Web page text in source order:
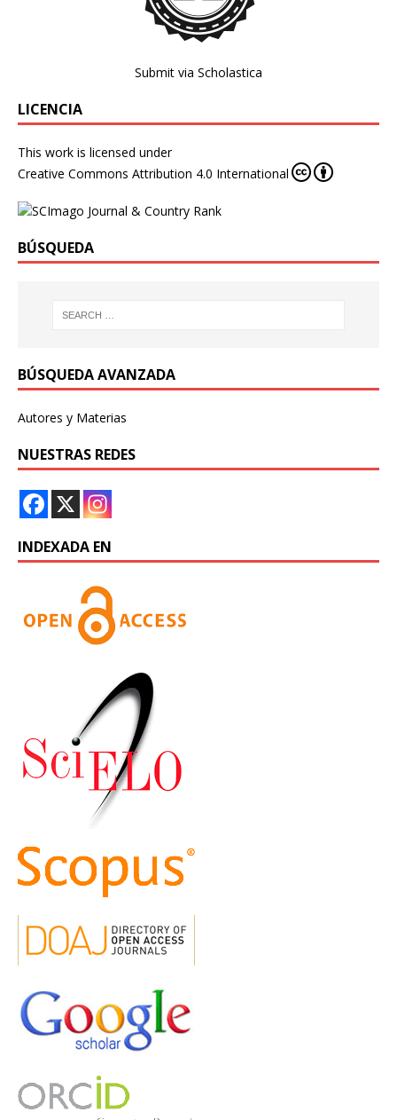
Submit via Scholastica
LICENCIA
This work is licensed under
Creative Commons Attribution 4.0 International
BÚSQUEDA
BÚSQUEDA AVANZADA
Autores y Materias
NUESTRAS REDES
INDEXADA EN